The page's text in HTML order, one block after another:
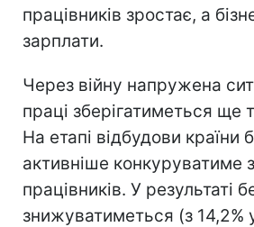
працівників зростає, а
зарплати.
Через війну напружена
праці зберігатиметься ще
На етапі відбудови країни
активніше конкуруватиме
працівників. У результаті
знижуватиметься (з 14,2%